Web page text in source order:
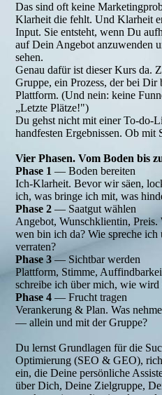
Das sind oft keine
Klarheit die fehlt. Und Klarheit
Input. Sie entsteht, wenn Du
auf Dein Angebot anzuwenden
sehen.
Genau dafür ist dieser Kurs da.
Gruppe, ein Prozess, der bei
Plattform. (Und nein: keine
„Letzte Plätze!")
Du gehst nicht mit einer To-do-
handfesten Ergebnissen. Ob mit
Vier Phasen. Vom Boden bis
Phase 1 — Boden bereiten
Ich-Klarheit. Bevor wir säen,
ich, was bringe ich mit, was
Phase 2 — Saatgut wählen
Angebot, Wunschklientin, Preis.
wen bin ich da? Wie spreche
verraten?
Phase 3— Sichtbar werden
Plattform, Stimme,
schreibe ich über mich, wie
Phase 4— Frucht tragen
Verankerung & Plan. Was
— allein und mit der Gruppe?
Du lernst Grundlagen für die
Optimierung (SEO & GEO),
ein, die Deine persönliche
über Dich, Deine Zielgruppe,